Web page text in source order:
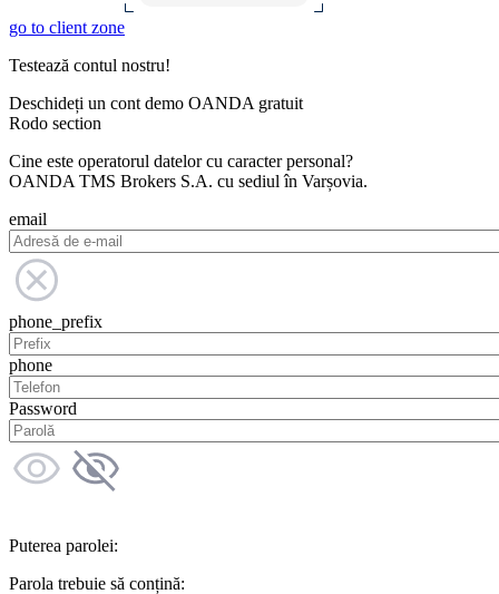
go to client zone
Testează contul nostru!
Deschideți un cont demo OANDA gratuit
Rodo section
Cine este operatorul datelor cu caracter personal?
OANDA TMS Brokers S.A. cu sediul în Varșovia.
email
phone_prefix
phone
Password
Puterea parolei:
Parola trebuie să conțină: